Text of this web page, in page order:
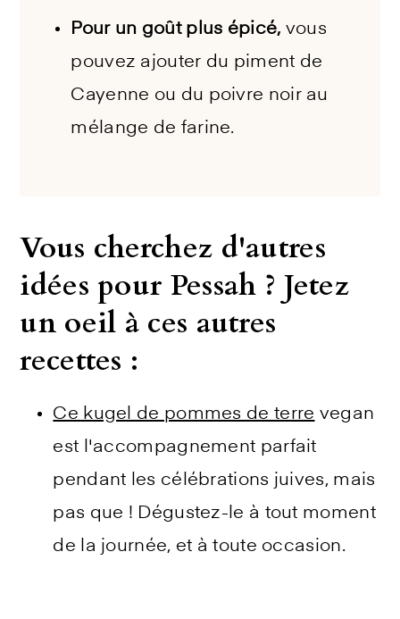
Pour un goût plus épicé, vous
pouvez ajouter du piment de
Cayenne ou du poivre noir au
mélange de farine.
Vous cherchez d'autres
idées pour Pessah ? Jetez
un oeil à ces autres
recettes :
Ce kugel de pommes de terre vegan
est l'accompagnement parfait
pendant les célébrations juives, mais
pas que ! Dégustez-le à tout moment
de la journée, et à toute occasion.